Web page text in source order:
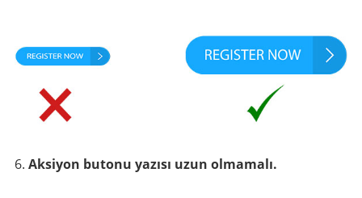
Aksiyon butonu yazısı uzun olmamalı.